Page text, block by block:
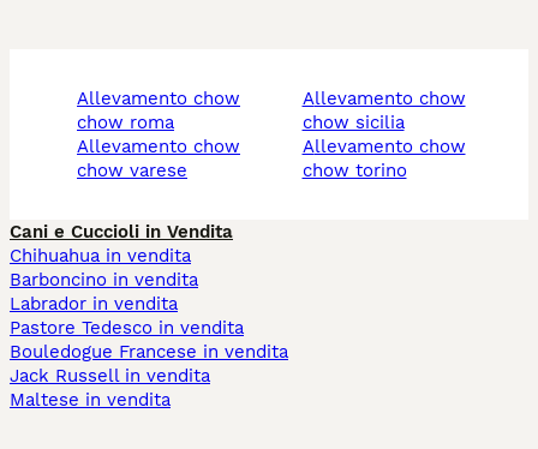
allevamento chow
chow roma
allevamento chow
chow varese
allevamento chow
chow sicilia
allevamento chow
chow torino
Cani e Cuccioli in Vendita
Chihuahua in vendita
Barboncino in vendita
Labrador in vendita
Pastore Tedesco in vendita
Bouledogue Francese in vendita
Jack Russell in vendita
Maltese in vendita